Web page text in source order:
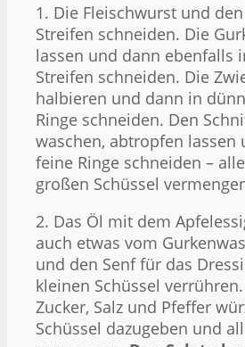
1. Die Fleischwurst und
Streifen schneiden. Die
lassen und dann ebenfalls
Streifen schneiden. Die
halbieren und dann in
Ringe schneiden. Den
waschen, abtropfen lassen
feine Ringe schneiden –
großen Schüssel
2. Das Öl mit dem
auch etwas vom
und den Senf für das
kleinen Schüssel
Zucker, Salz und Pfeffer
Schüssel dazugeben und